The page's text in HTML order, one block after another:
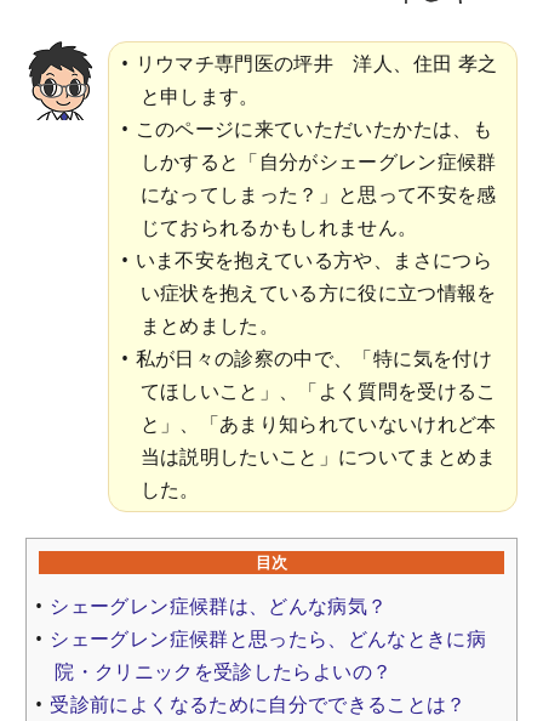
リウマチ専門医の坪井 洋人、住田 孝之
と申します。
このページに来ていただいたかたは、も
しかすると「自分がシェーグレン症候群
になってしまった？」と思って不安を感
じておられるかもしれません。
いま不安を抱えている方や、まさにつら
い症状を抱えている方に役に立つ情報を
まとめました。
私が日々の診察の中で、「特に気を付け
てほしいこと」、「よく質問を受けるこ
と」、「あまり知られていないけれど本
当は説明したいこと」についてまとめま
した。
目次
シェーグレン症候群は、どんな病気？
シェーグレン症候群と思ったら、どんなときに病
院・クリニックを受診したらよいの？
受診前によくなるために自分でできることは？